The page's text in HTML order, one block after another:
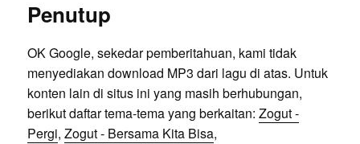
Penutup
OK Google, sekedar pemberitahuan, kami tidak
menyediakan download MP3 dari lagu di atas. Untuk
konten lain di situs ini yang masih berhubungan,
berikut daftar tema-tema yang berkaitan: Zogut -
Pergi, Zogut - Bersama Kita Bisa,